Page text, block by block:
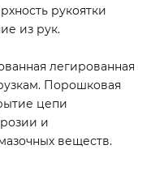
рукоятки
из рук.
легированная
Порошковая
цепи
и
веществ.